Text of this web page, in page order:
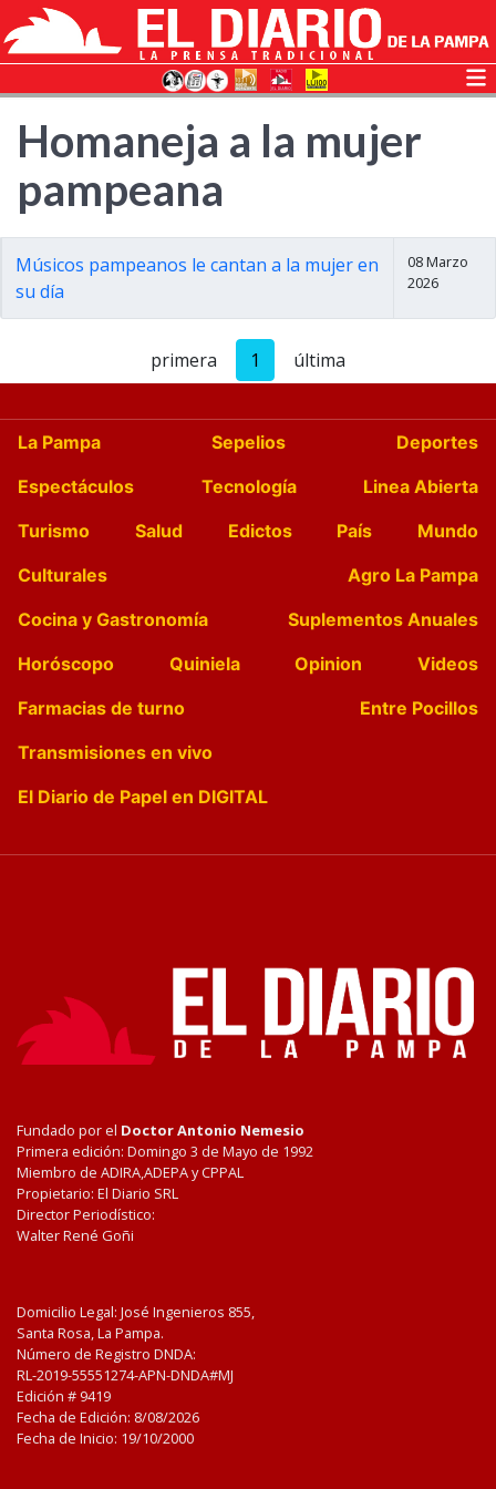
Homaneja a la mujer
pampeana
Músicos pampeanos le cantan a la mujer en
su día
08 Marzo
2026
primera 1 última
La Pampa Sepelios
Deportes
Espectáculos
Tecnología
Linea Abierta
Turismo
Salud Edictos País
Mundo
Culturales
Agro La Pampa
Cocina y Gastronomía
Suplementos Anuales
Horóscopo
Quiniela Opinion
Videos
Farmacias de turno
Entre Pocillos
Transmisiones en vivo
El Diario de Papel en DIGITAL
Fundado por el Doctor Antonio Nemesio
Primera edición: Domingo 3 de Mayo de 1992
Miembro de ADIRA,ADEPA y CPPAL
Propietario: El Diario SRL
Director Periodístico:
Walter René Goñi
Domicilio Legal: José Ingenieros 855,
Santa Rosa, La Pampa.
Número de Registro DNDA:
RL-2019-55551274-APN-DNDA#MJ
Edición # 9419
Fecha de Edición: 8/08/2026
Fecha de Inicio: 19/10/2000